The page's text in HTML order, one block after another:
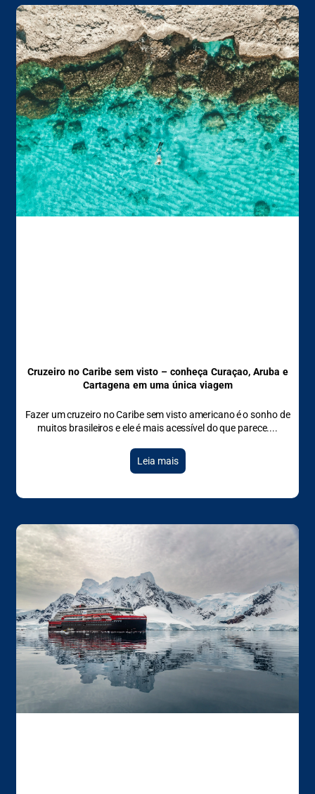
Cruzeiro no Caribe sem visto – conheça Curaçao, Aruba e
Cartagena em uma única viagem
Fazer um cruzeiro no Caribe sem visto americano é o sonho de
muitos brasileiros e ele é mais acessível do que parece.
Leia mais